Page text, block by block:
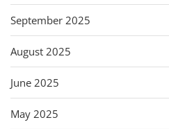
September 2025
August 2025
June 2025
May 2025